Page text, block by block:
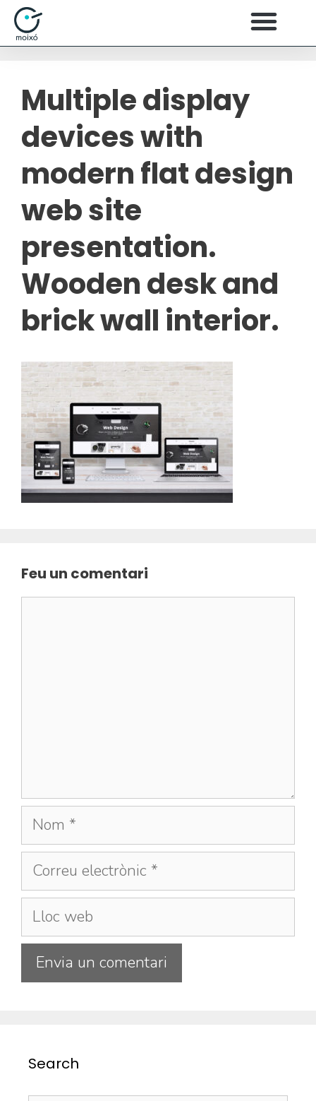
Multiple display
devices with
modern flat design
web site
presentation.
Wooden desk and
brick wall interior.
Feu un comentari
Search